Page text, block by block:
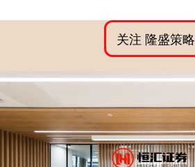
关注 隆盛策略